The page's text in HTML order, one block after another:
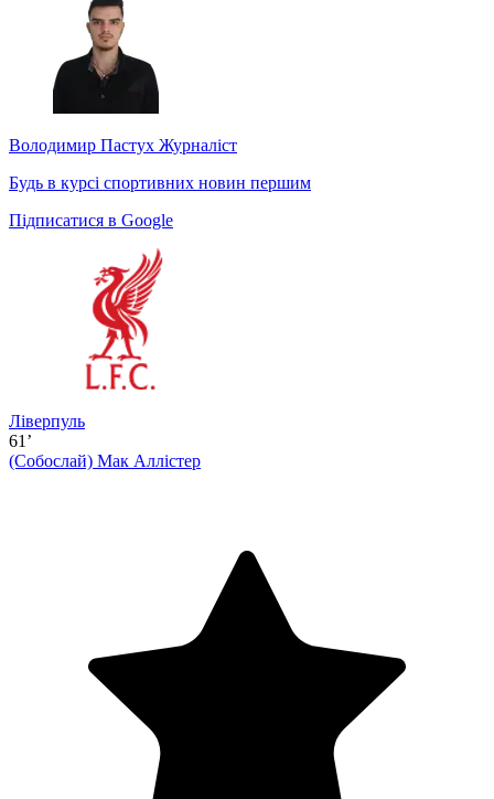
Володимир Пастух Журналіст
Будь в курсі спортивних новин першим
Підписатися в Google
Ліверпуль
61’
(Собослай) Мак Аллістер